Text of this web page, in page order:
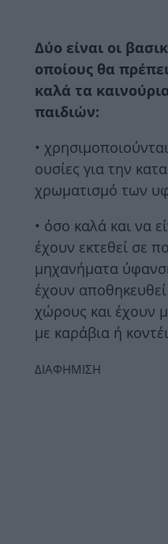
Δύο είναι οι
οποίους θα
καλά τα
παιδιών:
•
ουσίες για την
χρωματισμό των
• όσο καλά και να
έχουν εκτεθεί σε
μηχανήματα
έχουν
χώρους και έχουν
με καράβια ή
ΔΙΑΦΗΜΙΣΗ